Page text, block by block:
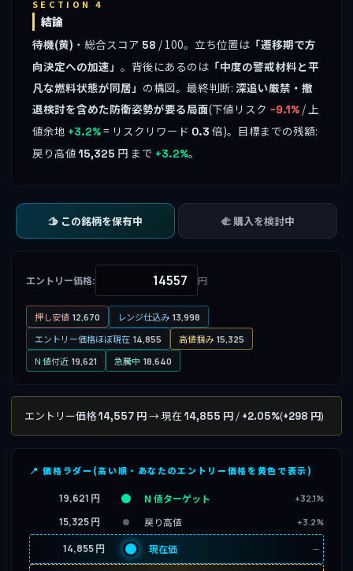
SECTION 4
結論
待機(黄) ・総合スコア 58 / 100。立ち位置は 「遷移期で方
向決定への加速」 。背後にあるのは 「中度の警戒材料と平
凡な燃料状態が同居」 の構図。最終判断: 深追い厳禁・撤
退検討を含めた防衛姿勢が要る局面(下値リスク −9.1% / 上
値余地 +3.2%= リスクリワード 0.3 倍)。目標までの残額:
戻り高値15,325 円 まで +3.2%。
🫱 この銘柄を保有中 🫲 購入を検討中
エントリー価格: 円
押し安値 12,670 レンジ仕込み 13,998
エントリー価格ほぼ現在 14,855 高値掴み 15,325
N 値付近 19,621 急騰中 18,640
エントリー価格14,557 円→ 現在14,855 円 / +2.05%(+298 円)
📍 価格ラダー(高い順・あなたのエントリー価格を黄色で表示)
19,621 円 N 値ターゲット +32.1%
15,325 円 戻り高値 +3.2%
14,855 円 現在価 ─